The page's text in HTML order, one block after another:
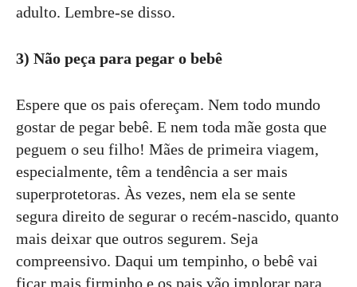
adulto. Lembre-se disso.
3) Não peça para pegar o bebê
Espere que os pais ofereçam. Nem todo mundo
gostar de pegar bebê. E nem toda mãe gosta que
peguem o seu filho! Mães de primeira viagem,
especialmente, têm a tendência a ser mais
superprotetoras. Às vezes, nem ela se sente
segura direito de segurar o recém-nascido, quanto
mais deixar que outros segurem. Seja
compreensivo. Daqui um tempinho, o bebê vai
ficar mais firminho e os pais vão implorar para